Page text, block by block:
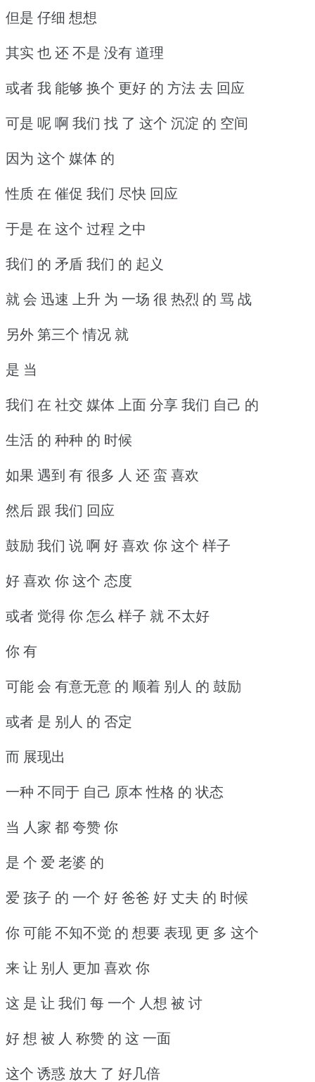
但是 仔细 想想
其实 也 还 不是 没有 道理
或者 我 能够 换个 更好 的 方法 去 回应
可是 呢 啊 我们 找 了 这个 沉淀 的 空间
因为 这个 媒体 的
性质 在 催促 我们 尽快 回应
于是 在 这个 过程 之中
我们 的 矛盾 我们 的 起义
就 会 迅速 上升 为 一场 很 热烈 的 骂 战
另外 第三个 情况 就
是 当
我们 在 社交 媒体 上面 分享 我们 自己 的
生活 的 种种 的 时候
如果 遇到 有 很多 人 还 蛮 喜欢
然后 跟 我们 回应
鼓励 我们 说 啊 好 喜欢 你 这个 样子
好 喜欢 你 这个 态度
或者 觉得 你 怎么 样子 就 不太好
你 有
可能 会 有意无意 的 顺着 别人 的 鼓励
或者 是 别人 的 否定
而 展现出
一种 不同于 自己 原本 性格 的 状态
当 人家 都 夸赞 你
是 个 爱 老婆 的
爱 孩子 的 一个 好 爸爸 好 丈夫 的 时候
你 可能 不知不觉 的 想要 表现 更 多 这个
来 让 别人 更加 喜欢 你
这 是 让 我们 每 一个 人想 被 讨
好 想 被 人 称赞 的 这 一面
这个 诱惑 放大 了 好几倍